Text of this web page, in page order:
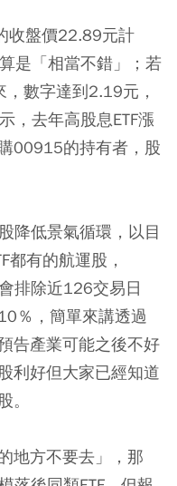
收盤價22.89元計
是「相當不錯」；若
數字達到2.19元，
，去年高股息ETF漲
00915的持有者，股
降低景氣循環，以目
都有的航運股，
排除近126交易日
％，簡單來講透過
告產業可能之後不好
利好但大家已經知道
。
地方不要去」，那